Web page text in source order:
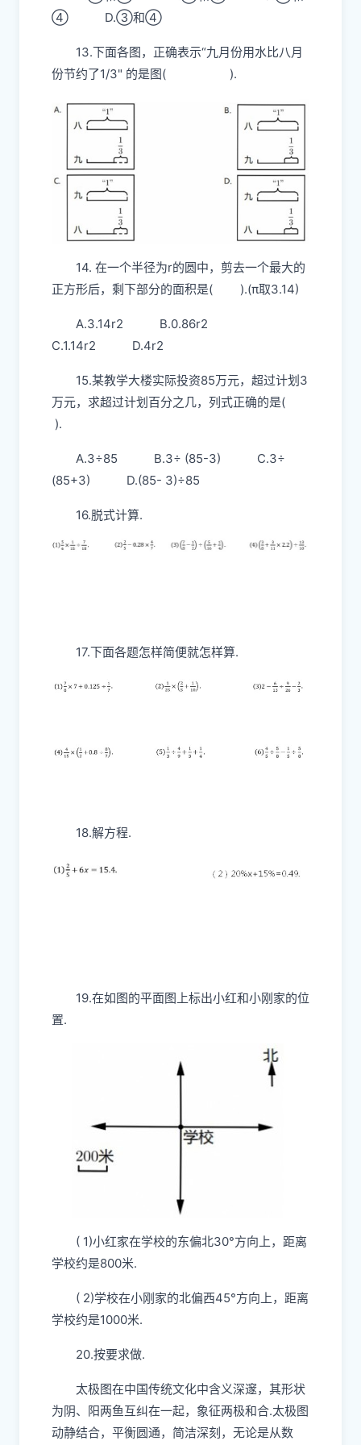
④ D.③和④
13.下面各图，正确表示“九月份用水比八月
份节约了1/3" 的是图( ).
14. 在一个半径为r的圆中，剪去一个最大的
正方形后，剩下部分的面积是( ).(π取3.14)
A.3.14r2 B.0.86r2
C.1.14r2 D.4r2
15.某教学大楼实际投资85万元，超过计划3
万元，求超过计划百分之几，列式正确的是(
).
A.3÷85 B.3÷ (85-3) C.3÷
(85+3) D.(85- 3)÷85
16.脱式计算.
17.下面各题怎样简便就怎样算.
18.解方程.
19.在如图的平面图上标出小红和小刚家的位
置.
( 1)小红家在学校的东偏北30°方向上，距离
学校约是800米.
( 2)学校在小刚家的北偏西45°方向上，距离
学校约是1000米.
20.按要求做.
太极图在中国传统文化中含义深邃，其形状
为阴、阳两鱼互纠在一起，象征两极和合.太极图
动静结合，平衡圆通，简洁深刻，无论是从数